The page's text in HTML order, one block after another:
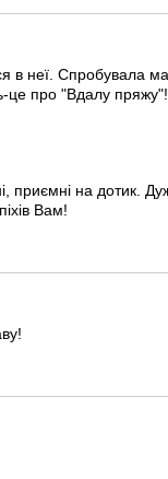
в неї. Спробувала
це про "Вдалу пряжу"!
приємні на
Вам!